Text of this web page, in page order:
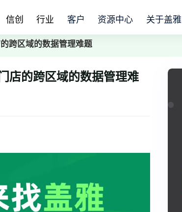
信创 行业 客户 资源中心 关于盖雅
跨区域的数据管理难题
店的跨区域的数据管理难